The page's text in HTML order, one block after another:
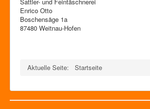
Enrico Otto
Boschensäge 1a
87480 Weitnau-Hofen
Aktuelle Seite: Startseite